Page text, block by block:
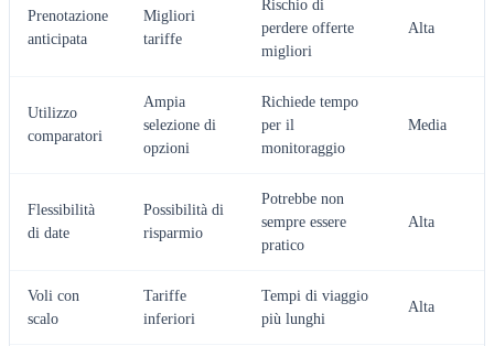
Prenotazione
anticipata
Migliori
tariffe
Rischio di
perdere offerte
migliori
Alta
Utilizzo
comparatori
Ampia
selezione di
opzioni
Richiede tempo
per il
monitoraggio
Media
Flessibilità
di date
Possibilità di
risparmio
Potrebbe non
sempre essere
pratico
Alta
Voli con
scalo
Tariffe
inferiori
Tempi di viaggio
più lunghi
Alta